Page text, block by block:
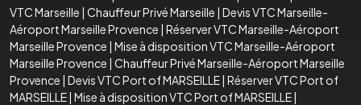
VTC Marseille | Chauffeur Privé Marseille | Devis VTC Marseille-
Aéroport Marseille Provence | Réserver VTC Marseille-Aéroport
Marseille Provence | Mise à disposition VTC Marseille-Aéroport
Marseille Provence | Chauffeur Privé Marseille-Aéroport Marseille
Provence | Devis VTC Port of MARSEILLE| Réserver VTC Port of
MARSEILLE| Mise à disposition VTC Port of MARSEILLE|